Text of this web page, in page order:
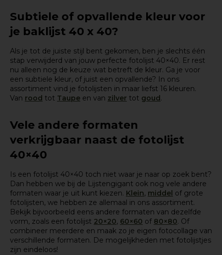
Subtiele of opvallende kleur voor
je baklijst 40 x 40?
Als je tot de juiste stijl bent gekomen, ben je slechts één
stap verwijderd van jouw perfecte fotolijst 40×40. Er rest
nu alleen nog de keuze wat betreft de kleur. Ga je voor
een subtiele kleur, of juist een opvallende? In ons
assortiment vind je fotolijsten in maar liefst 16 kleuren.
Van rood tot Taupe en van zilver tot goud .
Vele andere formaten
verkrijgbaar naast de fotolijst
40×40
Is een fotolijst 40×40 toch niet waar je naar op zoek bent?
Dan hebben we bij de Lijstengigant ook nog vele andere
formaten waar je uit kunt kiezen. Klein, middel of grote
fotolijsten, we hebben ze allemaal in ons assortiment.
Bekijk bijvoorbeeld eens andere formaten van dezelfde
vorm, zoals een fotolijst 20×20, 60×60 of 80×80. Of
combineer meerdere en maak zo je eigen fotocollage van
verschillende formaten. De mogelijkheden met fotolijstjes
zijn eindeloos!